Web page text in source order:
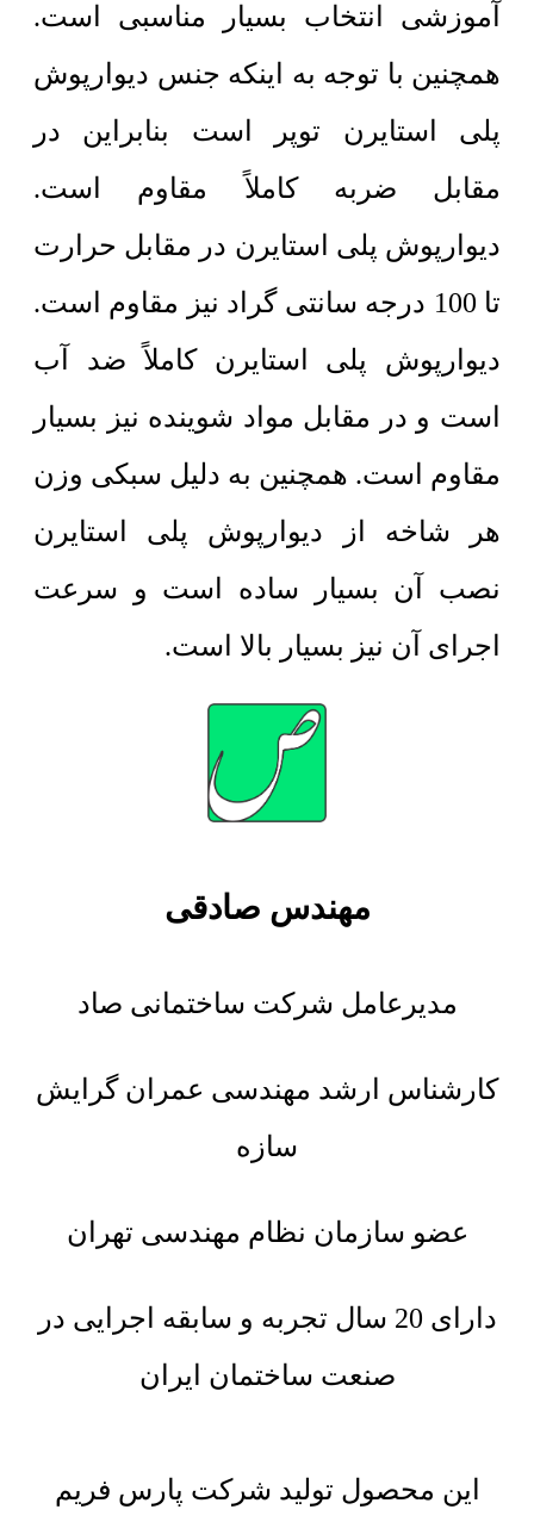
آموزشی انتخاب بسیار مناسبی است.
همچنین با توجه به اینکه جنس دیوارپوش
پلی استایرن توپر است بنابراین در
مقابل ضربه کاملاً مقاوم است.
دیوارپوش پلی استایرن در مقابل حرارت
تا 100 درجه سانتی گراد نیز مقاوم است.
دیوارپوش پلی استایرن کاملاً ضد آب
است و در مقابل مواد شوینده نیز بسیار
مقاوم است. همچنین به دلیل سبکی وزن
هر شاخه از دیوارپوش پلی استایرن
نصب آن بسیار ساده است و سرعت
اجرای آن نیز بسیار بالا است.
مهندس صادقی
مدیرعامل شرکت ساختمانی صاد
کارشناس ارشد مهندسی عمران گرایش
سازه
عضو سازمان نظام مهندسی تهران
دارای 20 سال تجربه و سابقه اجرایی در
صنعت ساختمان ایران
این محصول تولید شرکت پارس فریم